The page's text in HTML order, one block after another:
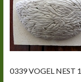
0339 VOGEL NEST 1